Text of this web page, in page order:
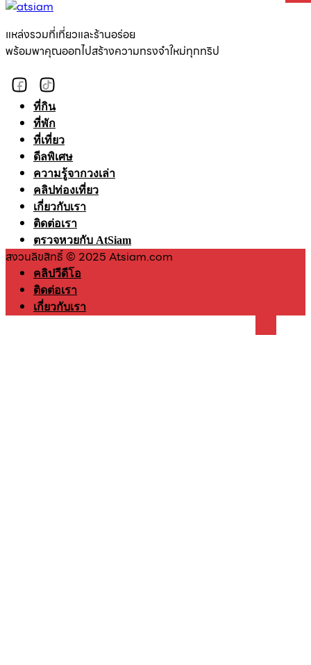
แหล่งรวมที่เที่ยวและร้านอร่อย
พร้อมพาคุณออกไปสร้างความทรงจำใหม่ทุกทริป
ที่กิน
ที่พัก
ที่เที่ยว
ดีลพิเศษ
ความรู้จากวงเล่า
คลิปท่องเที่ยว
เกี่ยวกับเรา
ติดต่อเรา
ตรวจหวยกับ AtSiam
สงวนลิขสิทธิ์ © 2025 Atsiam.com
คลิปวีดีโอ
ติดต่อเรา
เกี่ยวกับเรา